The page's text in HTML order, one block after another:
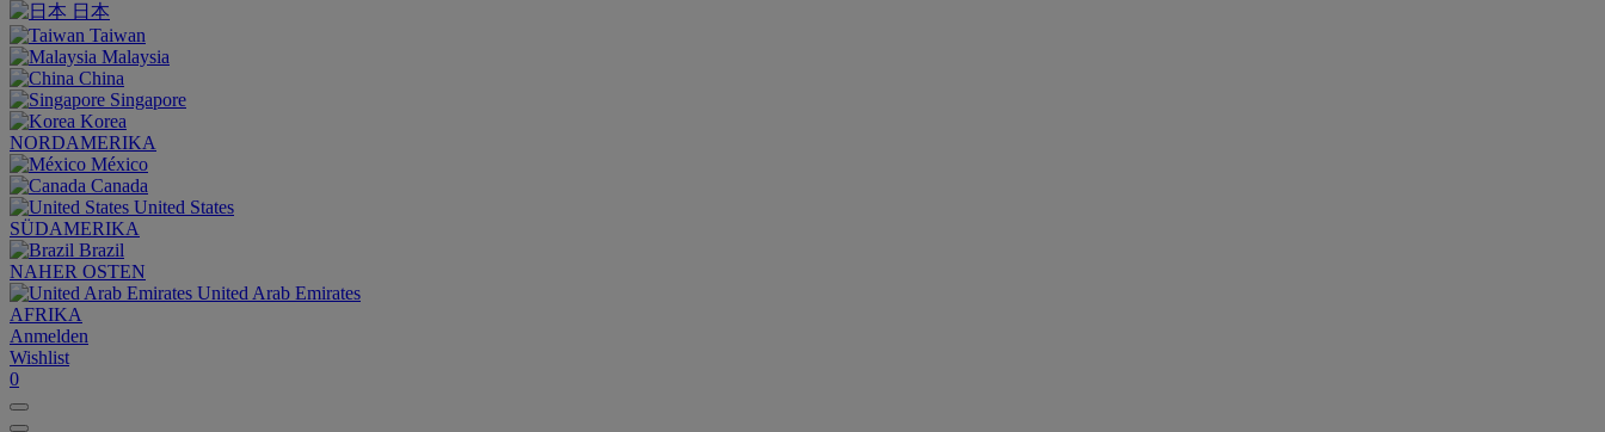
日本
Taiwan
Malaysia
China
Singapore
Korea
NORDAMERIKA
México
Canada
United States
SÜDAMERIKA
Brazil
NAHER OSTEN
United Arab Emirates
AFRIKA
Anmelden
Wishlist
0